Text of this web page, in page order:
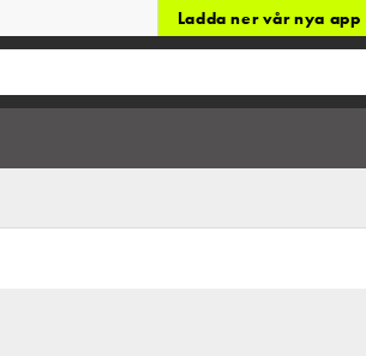
Ladda ner vår nya app